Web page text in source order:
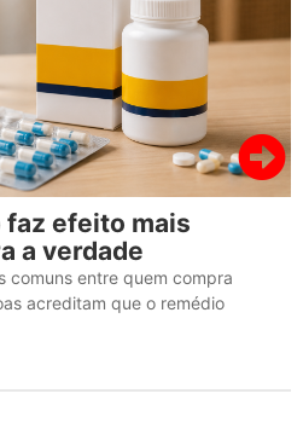
faz efeito mais
a verdade
comuns entre quem compra
acreditam que o remédio